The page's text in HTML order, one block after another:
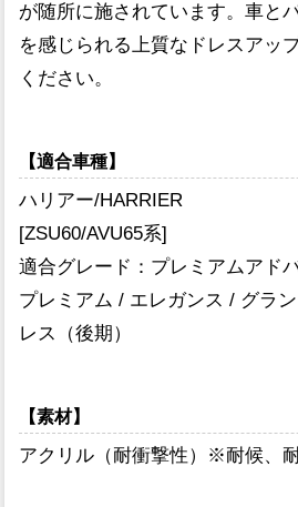
が随所に施されています。車と
を感じられる上質なドレスアッ
ください。
【適合車種】
ハリアー/HARRIER
[ZSU60/AVU65系]
適合グレード：プレミアムアド
プレミアム / エレガンス / グラ
レス（後期）
【素材】
アクリル（耐衝撃性）※耐候、